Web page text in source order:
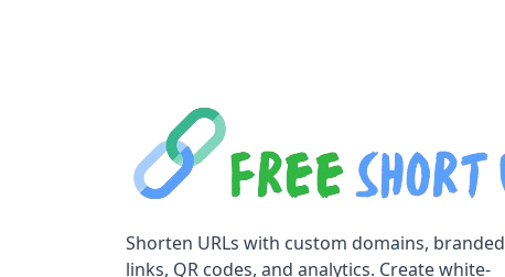
Shorten URLs with custom domains, branded
links, QR codes, and analytics. Create white-